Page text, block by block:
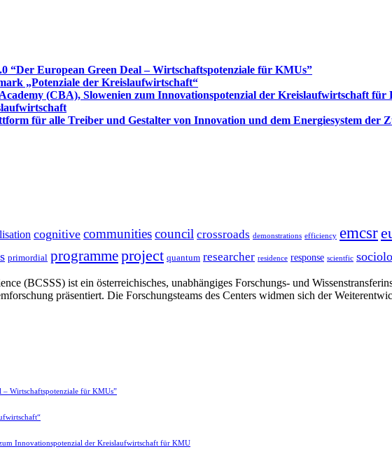
“Der European Green Deal – Wirtschaftspotenziale für KMUs”
„Potenziale der Kreislaufwirtschaft“
(CBA), Slowenien zum Innovationspotenzial der Kreislaufwirtschaft für
für alle Treiber und Gestalter von Innovation und dem Energiesystem der
cognitive communitiescouncil crossroads demonstrations efficiency emcsr
primordial programmeproject quantum researcher residence response scientfic
(BCSSS) ist ein österreichisches, unabhängiges Forschungs- und
präsentiert. Die Forschungsteams des Centers widmen sich der
Wirtschaftspotenziale für KMUs”
Innovationspotenzial der Kreislaufwirtschaft für KMU